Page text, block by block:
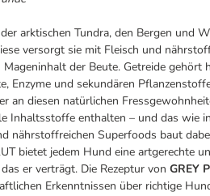
arktischen Tundra, den Bergen und
versorgt sie mit Fleisch und
der Beute. Getreide
Enzyme und sekundären
an diesen natürlichen
Inhaltsstoffe enthalten – und das wie
nährstoffreichen Superfoods baut
bietet jedem Hund eine artgerechte
er verträgt. Die Rezeptur von GREY
Erkenntnissen über richtige